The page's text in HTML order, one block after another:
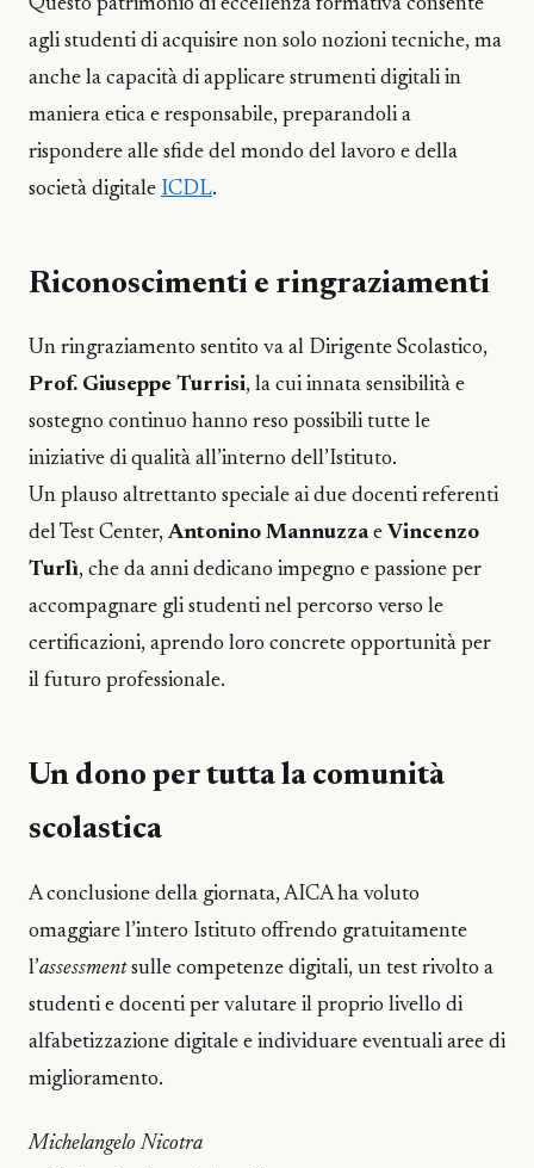
Questo patrimonio di eccellenza formativa consente
agli studenti di acquisire non solo nozioni tecniche, ma
anche la capacità di applicare strumenti digitali in
maniera etica e responsabile, preparandoli a
rispondere alle sfide del mondo del lavoro e della
società digitale ICDL.
Riconoscimenti e ringraziamenti
Un ringraziamento sentito va al Dirigente Scolastico,
Prof. Giuseppe Turrisi, la cui innata sensibilità e
sostegno continuo hanno reso possibili tutte le
iniziative di qualità all’interno dell’Istituto.
Un plauso altrettanto speciale ai due docenti referenti
del Test Center,Antonino Mannuzzae Vincenzo
Turlì, che da anni dedicano impegno e passione per
accompagnare gli studenti nel percorso verso le
certificazioni, aprendo loro concrete opportunità per
il futuro professionale.
Un dono per tutta la comunità
scolastica
A conclusione della giornata, AICA ha voluto
omaggiare l’intero Istituto offrendo gratuitamente
l’assessmentsulle competenze digitali, un test rivolto a
studenti e docenti per valutare il proprio livello di
alfabetizzazione digitale e individuare eventuali aree di
miglioramento.
Michelangelo Nicotra